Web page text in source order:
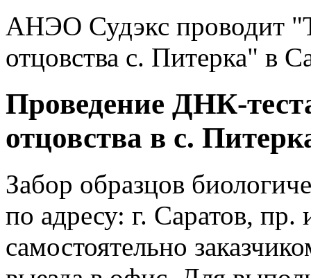
АНЭО Судэкс проводит
отцовства с. Питерка" в
Проведение ДНК-
отцовства в с.
Забор образцов
по адресу: г. Саратов,
самостоятельно